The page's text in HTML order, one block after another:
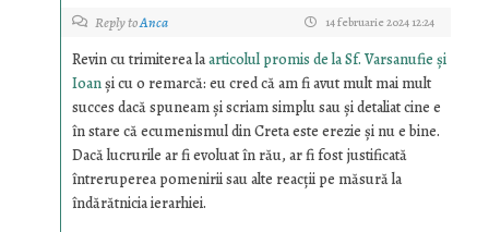
Reply toAnca 14 februarie 2024 12:24
Revin cu trimiterea laarticolul promis de la Sf. Varsanufie și
Ioanși cu o remarcă: eu cred că am fi avut mult mai mult
succes dacă spuneam și scriam simplu sau și detaliat cine e
în stare că ecumenismul din Creta este erezie și nu e bine.
Dacă lucrurile ar fi evoluat în rău, ar fi fost justificată
întreruperea pomenirii sau alte reacții pe măsură la
îndărătnicia ierarhiei.